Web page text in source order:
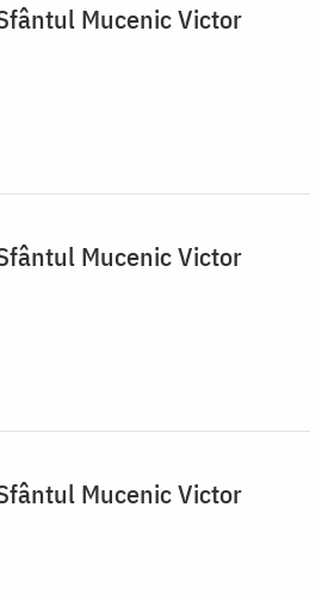
Mucenic Victor
Mucenic Victor
Mucenic Victor